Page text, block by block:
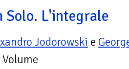
Solo. L'integrale
Jodorowski e
| Volume